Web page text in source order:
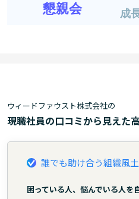
懇親会 成
ウィードファウスト株式会社の
現職社員の口コミから見えた
誰でも助け合う組織風
困っている人、悩んでいる人を